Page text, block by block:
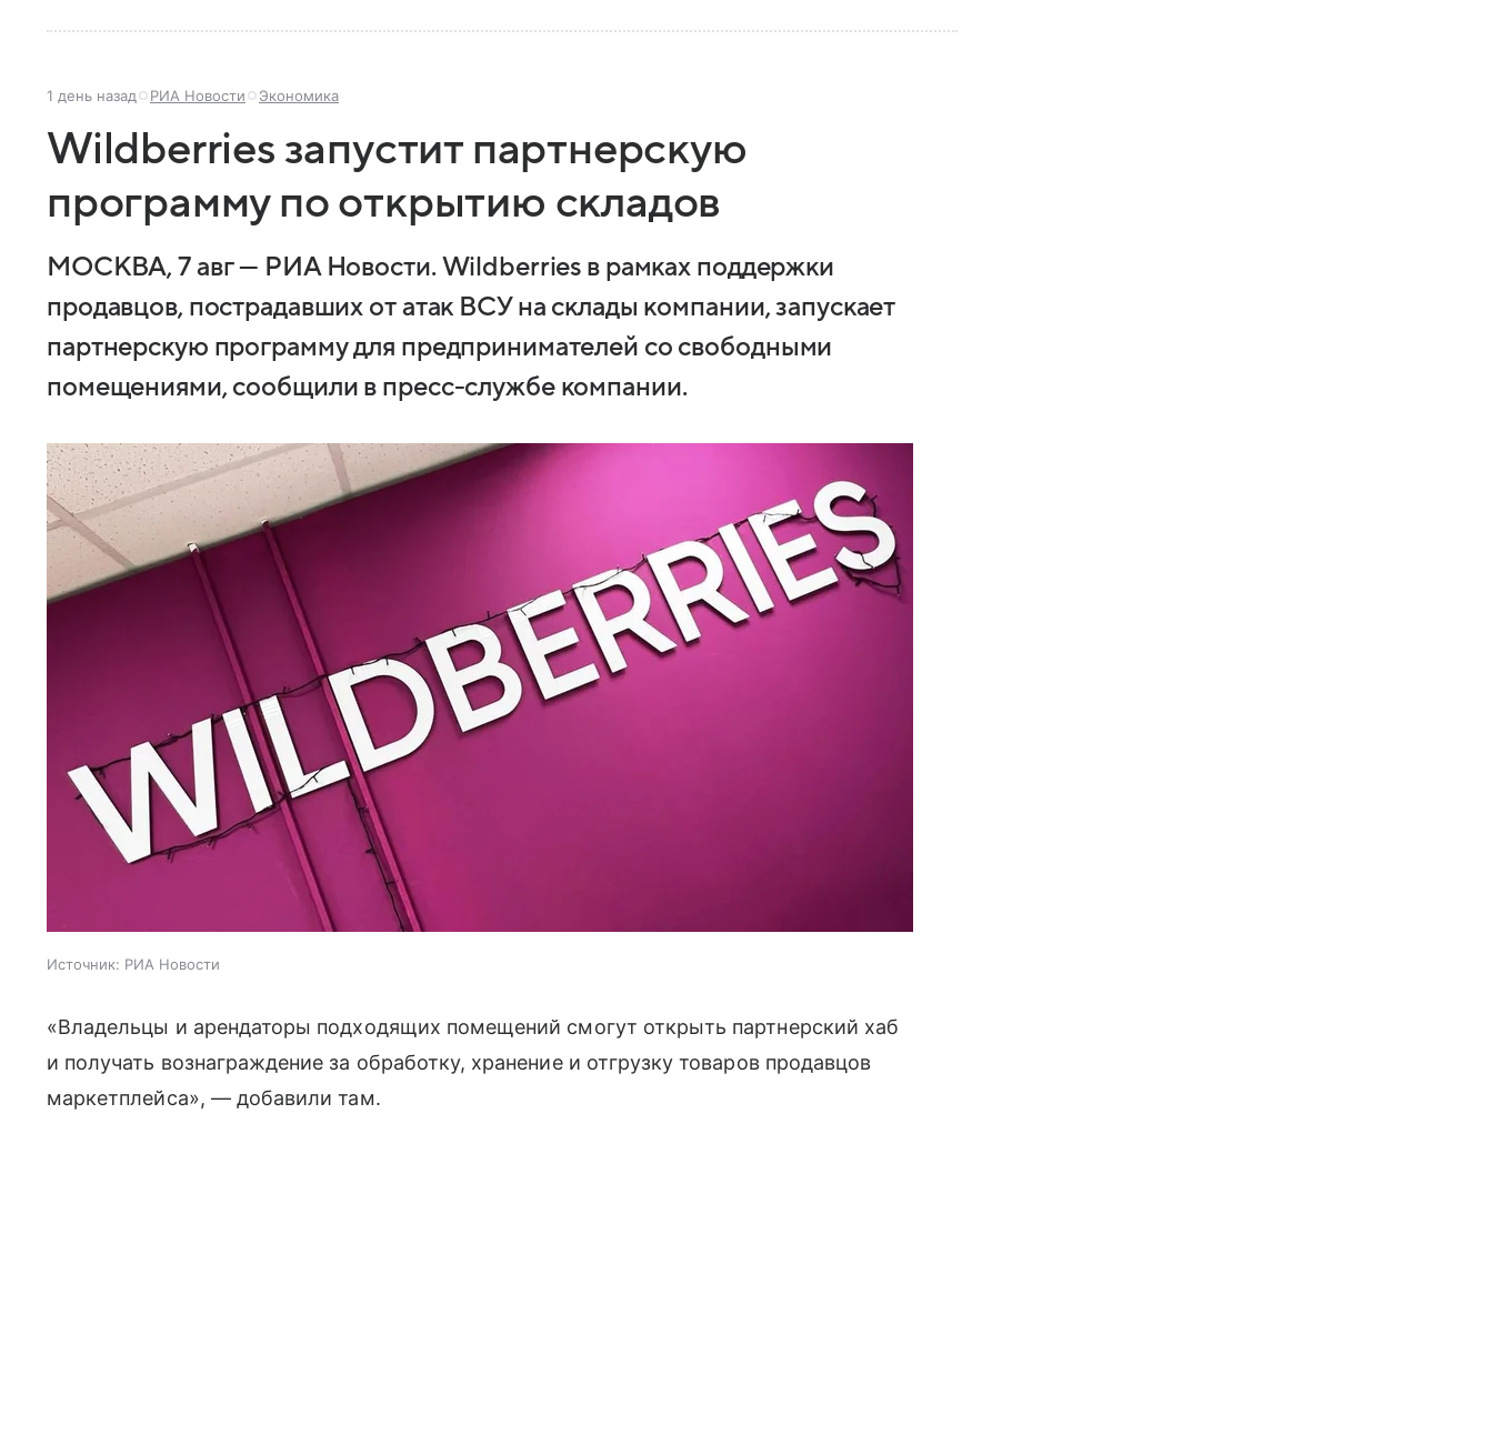
1 день назад РИА Новости Экономика
Wildberries запустит партнерскую
программу по открытию складов
МОСКВА, 7 авг — РИА Новости. Wildberries в рамках поддержки
продавцов, пострадавших от атак ВСУ на склады компании, запускает
партнерскую программу для предпринимателей со свободными
помещениями, сообщили в пресс-службе компании.
Источник: РИА Новости
«Владельцы и арендаторы подходящих помещений смогут открыть партнерский хаб
и получать вознаграждение за обработку, хранение и отгрузку товаров продавцов
маркетплейса», — добавили там.